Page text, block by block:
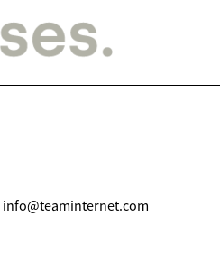
info@teaminternet.com